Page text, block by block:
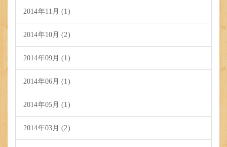
2014年11月 (1)
2014年10月 (2)
2014年09月 (1)
2014年06月 (1)
2014年05月 (1)
2014年03月 (2)